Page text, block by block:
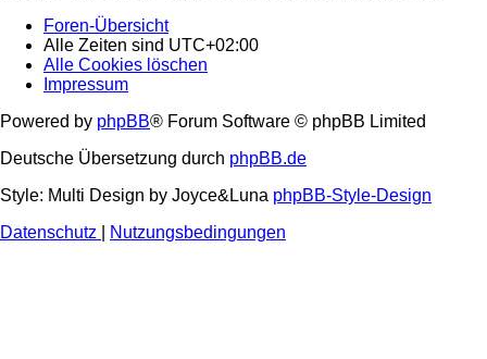
Foren-Übersicht
Alle Zeiten sind UTC+02:00
Alle Cookies löschen
Impressum
Powered by phpBB® Forum Software © phpBB Limited
Deutsche Übersetzung durch phpBB.de
Style: Multi Design by Joyce&Luna phpBB-Style-Design
Datenschutz
Nutzungsbedingungen